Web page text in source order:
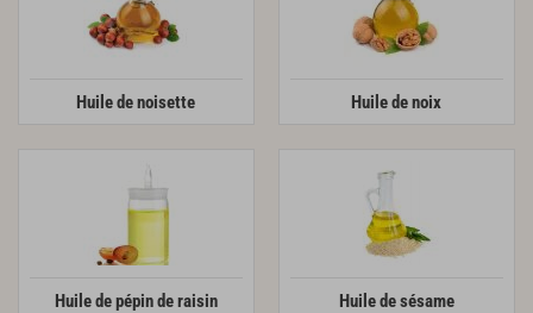
Huile de noisette Huile de noix
Huile de pépin de raisin Huile de sésame